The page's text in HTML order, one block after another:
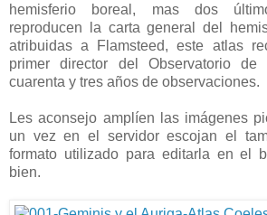
hemisferio boreal, mas dos
reproducen la carta general del
atribuidas a Flamsteed, este atlas
primer director del Observatorio
cuarenta y tres años de observaciones.
Les aconsejo amplíen las imágenes
un vez en el servidor escojan el
formato utilizado para editarla en el
bien.